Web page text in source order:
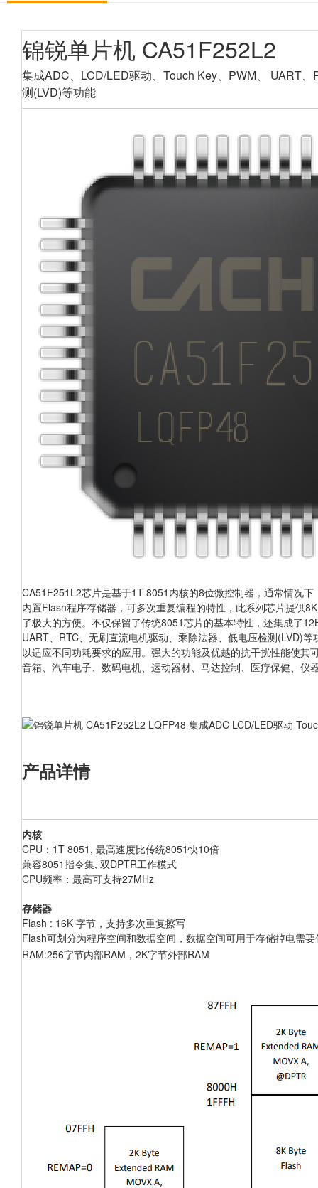
锦锐单片机 CA51F252L2
集成ADC、LCD/LED驱动、Touch Key、PWM、 UART
测(LVD)等功能
CA51F251L2芯片是基于1T 8051内核的8位微控制器，通常情况
内置Flash程序存储器，可多次重复编程的特性，此系列芯片提供
了极大的方便。不仅保留了传统8051芯片的基本特性，还集成了
UART、RTC、无刷直流电机驱动、乘除法器、低电压检测(LVD)
以适应不同功耗要求的应用。强大的功能及优越的抗干扰性能使
音箱、汽车电子、数码电机、运动器材、马达控制、医疗保健、仪
产品详情
内核
CPU ：1T 8051, 最高速度比传统8051快10倍
兼容8051指令集, 双DPTR工作模式
CPU频率：最高可支持27MHz
存储器
Flash : 16K 字节，支持多次重复擦写
Flash可划分为程序空间和数据空间，数据空间可用于存储掉电需
RAM:256字节内部RAM，2K字节外部RAM